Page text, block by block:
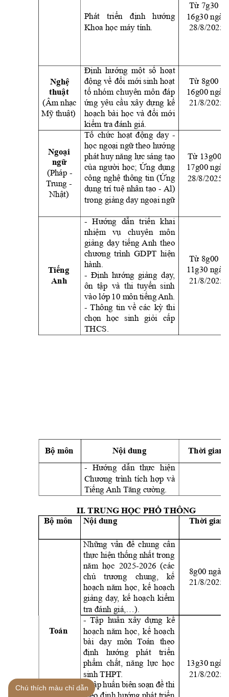
Phát triển định
hướng
Khoa học máy tính.
Từ 7g30 -
16g30 ngày
28/8/2025
Nghệ
thuật
(Âm nhạc
Mỹ thuật)
Định hướng một số hoạt
động về đổi mới sinh hoạt
tổ nhóm chuyên môn đáp
ứng yêu cầu xây dựng kế
hoạch bài học và đổi mới
kiểm tra đánh giá.
Từ 8g00 -
16g00 ngày
21/8/2025
Ngoại
ngữ
(Pháp -
Trung -
Nhật)
Tổ chức hoạt động dạy -
học ngoại ngữ theo hướng
phát huy năng lực sáng tạo
của người học; Ứng dụng
công nghệ thông tin (Ứng
dụng trí tuệ nhân tạo - Al)
trong giảng dạy ngoại ngữ
Từ 13g00 -
17g00 ngày
28/8/2025.
Tiếng
Anh
- Hướng dẫn triển khai
nhiệm
vụ chuyên
môn
giảng dạy tiếng Anh theo
chương trình GDPT hiện
hành.
- Định hướng giảng dạy,
ôn tập  và  thi tuyển sinh
vào lớp 10 môn tiếng Anh.
- Thông tin về các kỳ thi
chọn
học sinh giỏi
cấp
THCS.
Từ 8g00 -
11g30 ngày
21/8/2025
Bộ môn Nội dung
Thời gian
- Hướng dẫn thực hiện
Chương trình tích hợp và
Tiếng Anh Tăng cường.
II. TRUNG HỌC PHỔ THÔNG
Bộ môn
Nội dung Thời gian
Toán
Những vấn đề chung cần
thực hiện thống nhất trong
năm học  2025-2026 (các
chủ
trương chung,
kế
hoạch năm học, kế hoạch
giảng dạy, kế hoạch kiểm
tra đánh giá,
…).
8g00 ngày
21/8/2025
- Tập  huấn xây dựng  kế
hoạch năm học, kế hoạch
bài dạy môn Toán theo
định
hướng phát triển
phẩm chất, năng lực học
sinh THPT.
- Tập huấn biên soạn đề thi
13g30 ngày
21/8/2025
Chú thích màu chỉ dẫn